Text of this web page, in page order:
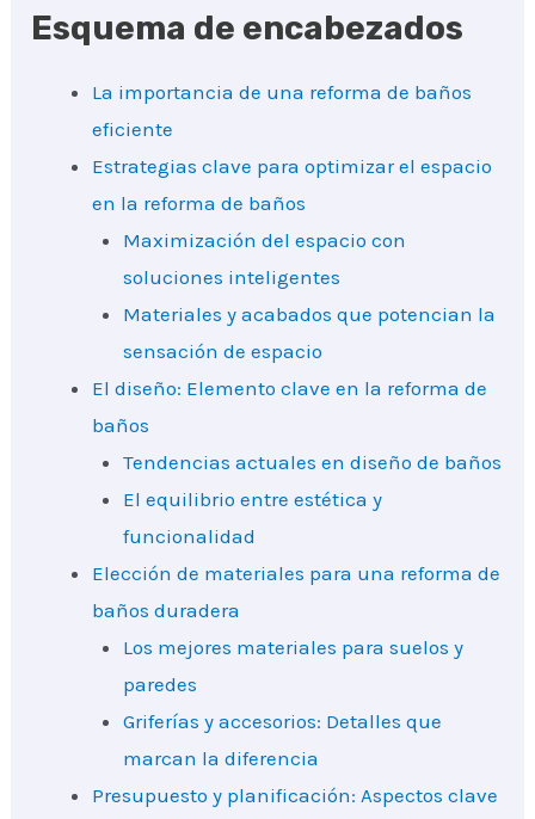
Esquema de encabezados
La importancia de una reforma de baños
eficiente
Estrategias clave para optimizar el espacio
en la reforma de baños
Maximización del espacio con
soluciones inteligentes
Materiales y acabados que potencian la
sensación de espacio
El diseño: Elemento clave en la reforma de
baños
Tendencias actuales en diseño de baños
El equilibrio entre estética y
funcionalidad
Elección de materiales para una reforma de
baños duradera
Los mejores materiales para suelos y
paredes
Griferías y accesorios: Detalles que
marcan la diferencia
Presupuesto y planificación: Aspectos clave